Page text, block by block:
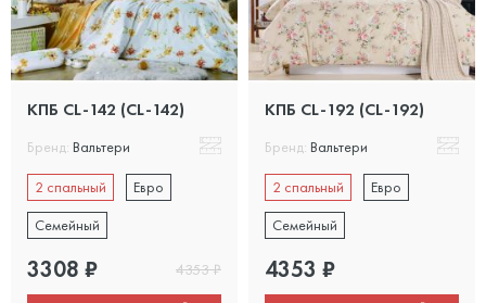
КПБ CL-142 (CL-142)
Бренд: Вальтери
2 спальный
Евро
Семейный
3308 ₽ 4353₽
КПБ CL-192 (CL-192)
Бренд: Вальтери
2 спальный
Евро
Семейный
4353 ₽